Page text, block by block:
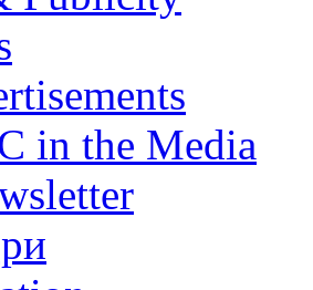
in the Media